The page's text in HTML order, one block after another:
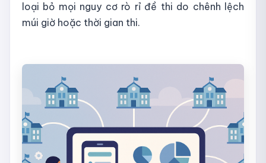
loại bỏ mọi nguy cơ rò rỉ đề thi do chênh lệch
múi giờ hoặc thời gian thi.